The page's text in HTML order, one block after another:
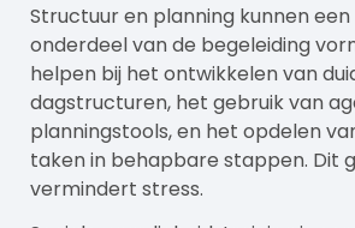
Structuur en planning kunnen
onderdeel van de begeleiding
helpen bij het ontwikkelen van
dagstructuren, het gebruik van
planningstools, en het opdelen
taken in behapbare stappen. Dit
vermindert stress.